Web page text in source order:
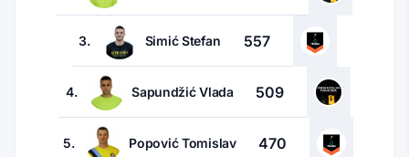
3. Simić Stefan 557
4. Sapundžić Vlada 509
5. Popović Tomislav 470